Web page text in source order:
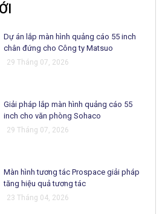
Dự án lắp màn hình quảng cáo 55 inch
chân đứng cho Công ty Matsuo
29 Tháng 07, 2026
Giải pháp lắp màn hình quảng cáo 55
inch cho văn phòng Sohaco
29 Tháng 07, 2026
Màn hình tương tác Prospace giải pháp
tăng hiệu quả tương tác
23 Tháng 04, 2026